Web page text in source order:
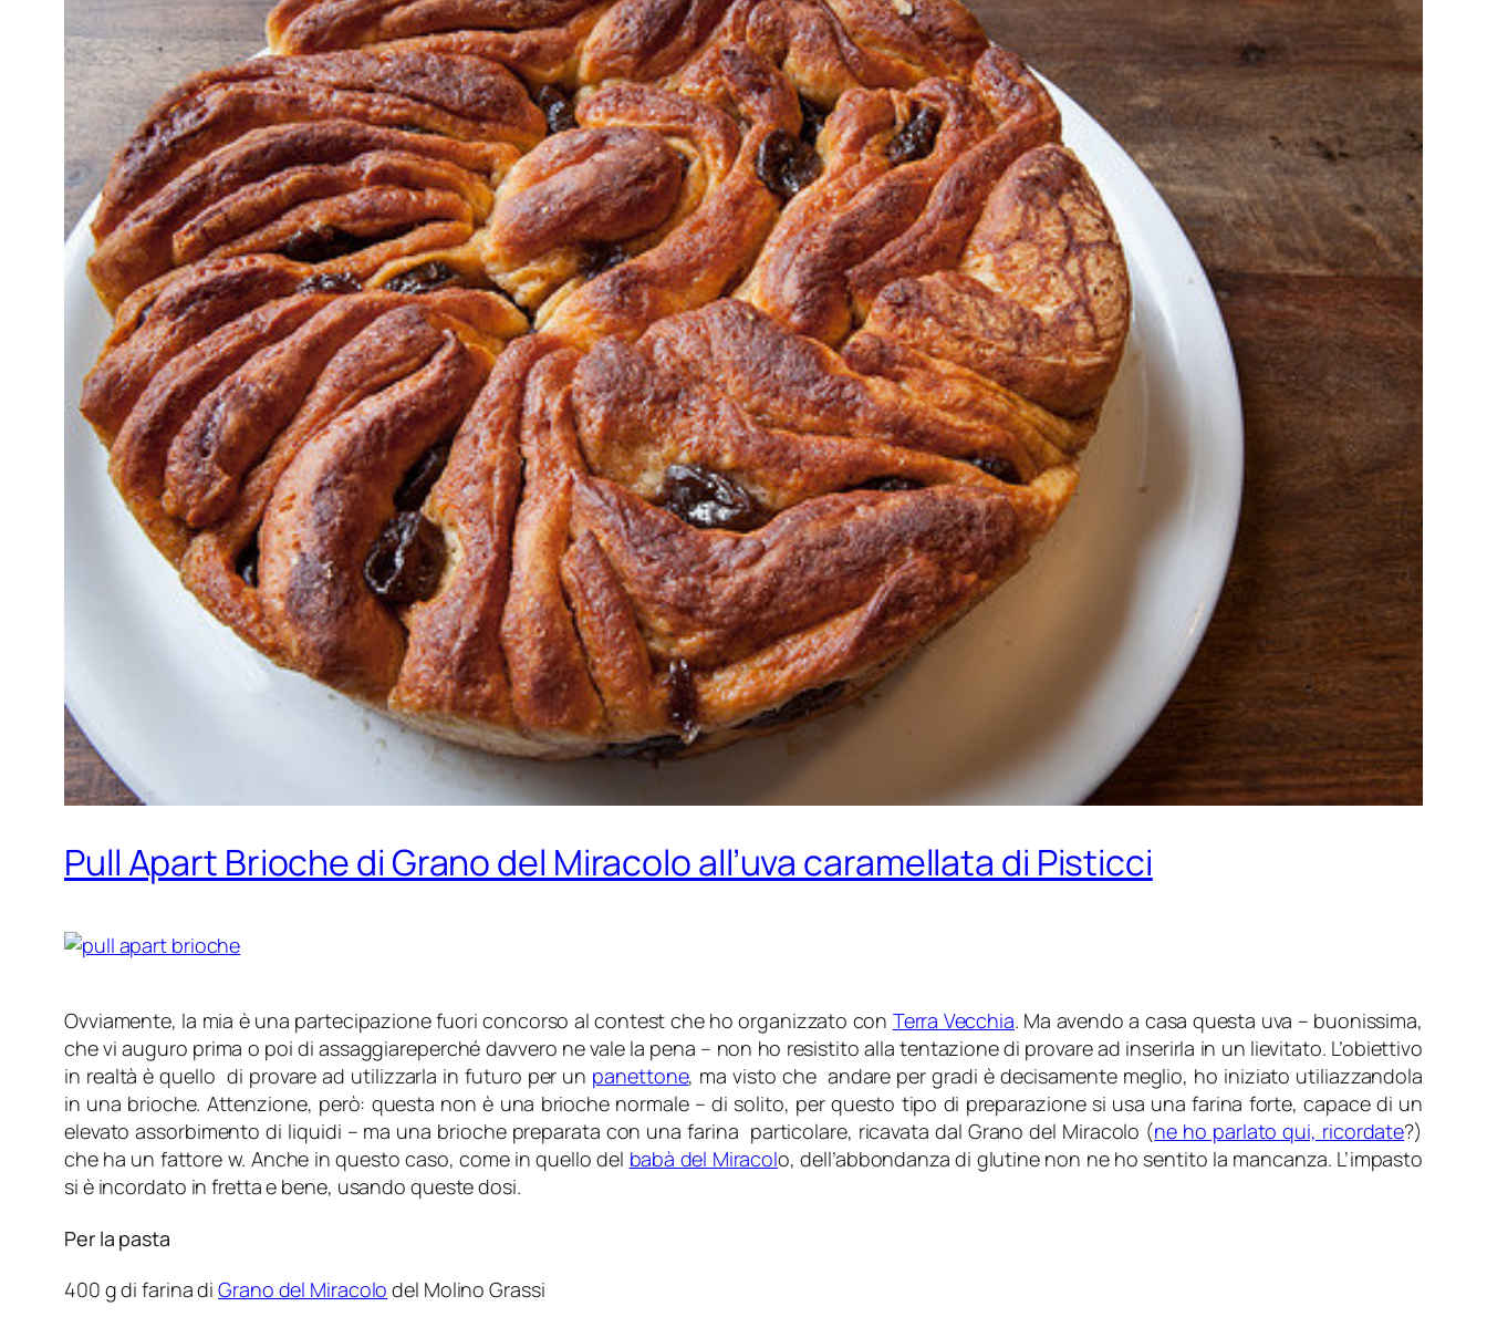
Pull Apart Brioche di Grano del Miracolo all’uva caramellata di Pisticci
Ovviamente, la mia è una partecipazione fuori concorso al contest che ho organizzato con Terra Vecchia. Ma avendo a casa questa uva – buonissima,
che vi auguro prima o poi di assaggiareperché davvero ne vale la pena – non ho resistito alla tentazione di provare ad inserirla in un lievitato. L’obiettivo
in realtà è quello di provare ad utilizzarla in futuro per un panettone, ma visto che andare per gradi è decisamente meglio, ho iniziato utiliazzandola
in una brioche. Attenzione, però: questa non è una brioche normale – di solito, per questo tipo di preparazione si usa una farina forte, capace di un
elevato assorbimento di liquidi – ma una brioche preparata con una farina particolare, ricavata dal Grano del Miracolo (ne ho parlato qui, ricordate?)
che ha un fattore w. Anche in questo caso, come in quello del babà del Miracolo, dell’abbondanza di glutine non ne ho sentito la mancanza. L’impasto
si è incordato in fretta e bene, usando queste dosi.
Per la pasta
400 g di farina diGrano del Miracolo del Molino Grassi